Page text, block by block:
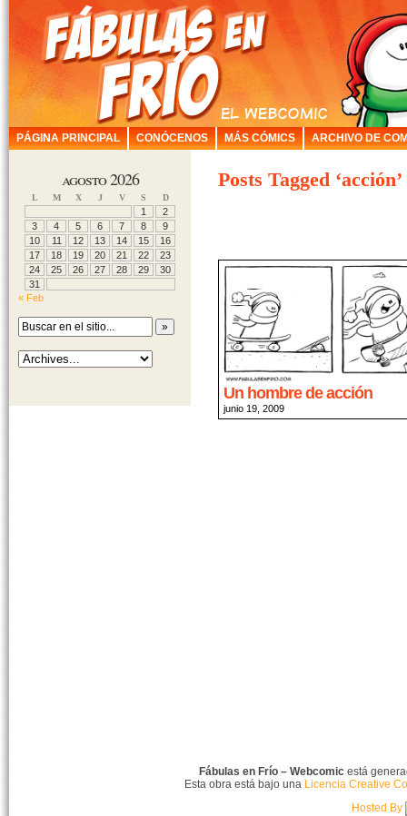
PÁGINA PRINCIPAL CONÓCENOS MÁS CÓMICS ARCHIVO DE
agosto 2026
L M X J V S D
1
2
3
4 5 6 7 8
9
10
11 12 13 14 15
16
17
18 19 20 21 22
23
24
25 26 27 28 29
30
31
« Feb
Posts Tagged ‘acción’
Un hombre de acción
junio 19, 2009
Fábulas en Frío – Webcomicestá
Esta obra está bajo una Licencia Creative
Hosted By